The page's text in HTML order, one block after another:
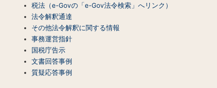
税法（e-Govの「e-Gov法令検索」へリンク）
法令解釈通達
その他法令解釈に関する情報
事務運営指針
国税庁告示
文書回答事例
質疑応答事例